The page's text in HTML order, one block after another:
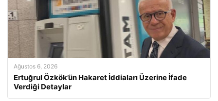
Ağustos 6, 2026
Ertuğrul Özkök’ün Hakaret İddiaları Üzerine İfade
Verdiği Detaylar